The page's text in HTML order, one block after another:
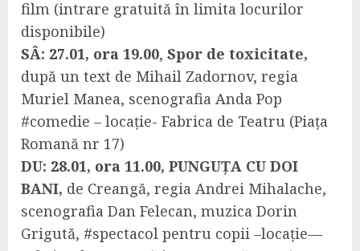
film (intrare gratuită în limita locurilor
disponibile)
SÂ: 27.01, ora 19.00, Spor de toxicitate,
după un text de Mihail Zadornov, regia
Muriel Manea, scenografia Anda Pop
#comedie – locație- Fabrica de Teatru (Piața
Romană nr 17)
DU: 28.01, ora 11.00, PUNGUȚA CU DOI
BANI, de Creangă, regia Andrei Mihalache,
scenografia Dan Felecan, muzica Dorin
Grigută, #spectacol pentru copii –locație—